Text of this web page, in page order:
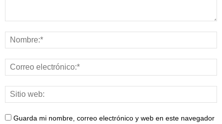
Guarda mi nombre, correo electrónico y web en este navegador